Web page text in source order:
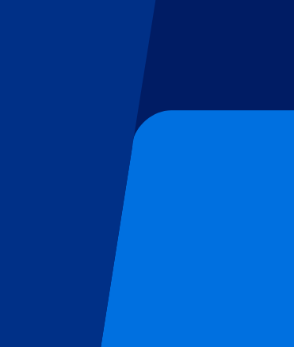
uitfans toegestaan
uitfans toegestaan